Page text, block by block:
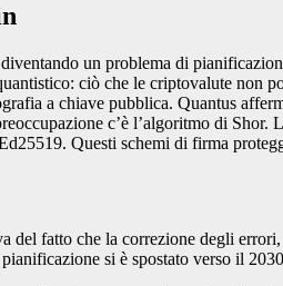
un problema di
ciò che le criptovalute non
a chiave pubblica. Quantus
c’è l’algoritmo di Shor.
Questi schemi di firma
fatto che la correzione degli errori,
si è spostato verso il